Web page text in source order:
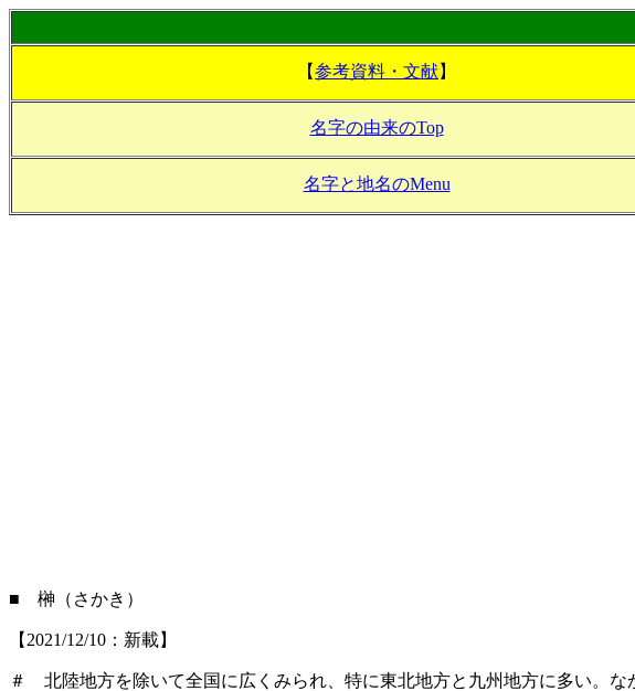
【参考資料・文献】
名字の由来のTop
名字と地名のMenu
■ 榊（さかき）
【2021/12/10：新載】
＃ 北陸地方を除いて全国に広くみられ、特に東北地方と九州地方に多い。な